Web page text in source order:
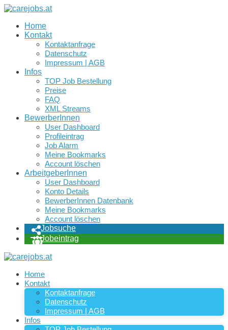
Home
Kontakt
Kontaktanfrage
Datenschutz
Impressum | AGB
Infos
TOP Job Bestellung
Preise
FAQ
XML Streams
BewerberInnen
User Dashboard
Profileintrag
Job Alarm
Meine Bookmarks
Account löschen
ArbeitgeberInnen
User Dashboard
Konto Details
BewerberInnen Datenbank
Meine Bookmarks
Account löschen
Jobsuche
Jobeintrag
Home
Kontakt
Kontaktanfrage
Datenschutz
Impressum | AGB
Infos